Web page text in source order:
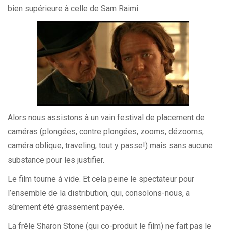
bien supérieure à celle de Sam Raimi.
Alors nous assistons à un vain festival de placement de
caméras (plongées, contre plongées, zooms, dézooms,
caméra oblique, traveling, tout y passe!) mais sans aucune
substance pour les justifier.
Le film tourne à vide. Et cela peine le spectateur pour
l’ensemble de la distribution, qui, consolons-nous, a
sûrement été grassement payée.
La frêle Sharon Stone (qui co-produit le film) ne fait pas le